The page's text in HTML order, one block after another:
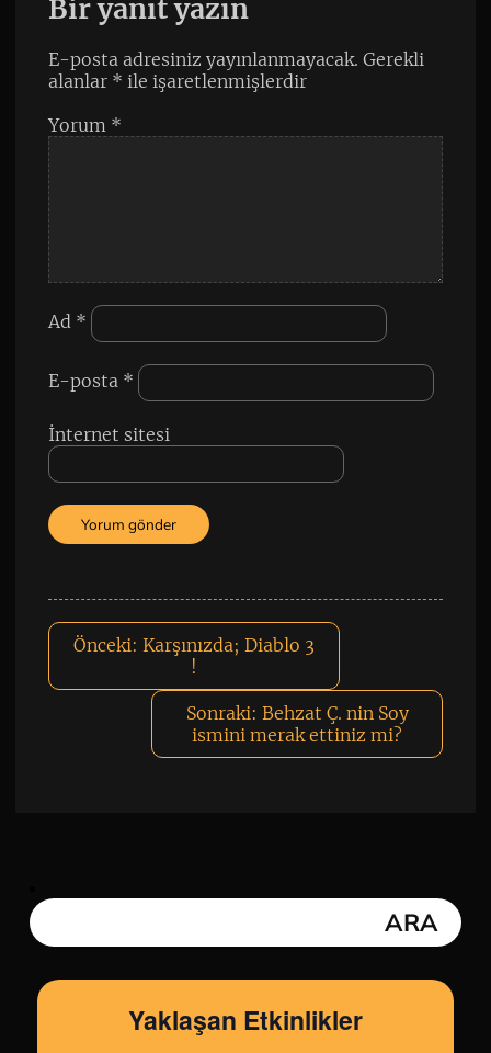
Bir yanıt yazın
E-posta adresiniz yayınlanmayacak. Gerekli
alanlar * ile işaretlenmişlerdir
Yorum *
Ad *
E-posta *
İnternet sitesi
Önceki: Karşınızda; Diablo 3
!
Sonraki: Behzat Ç. nin Soy
ismini merak ettiniz mi?
Yaklaşan Etkinlikler